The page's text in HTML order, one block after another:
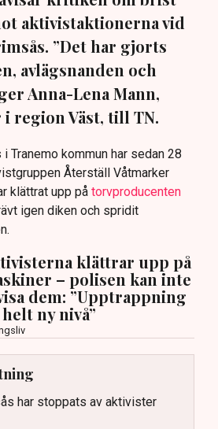
aktivistaktionerna vid
”Det har gjorts
avlägsnanden och
Anna-Lena Mann,
region Väst, till TN.
Tranemo kommun har sedan 28
Återställ Våtmarker
klättrat upp på torvproducenten
igen diken och spridit
klättrar upp på
– polisen kan inte
dem: ”Upptrappning
ny nivå”
har stoppats av aktivister